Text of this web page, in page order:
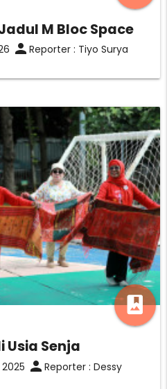
M Bloc Space
person Reporter : Tiyo Surya
photo_album
Usia Senja
person Reporter : Dessy